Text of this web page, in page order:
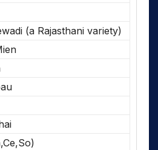
(a Rajasthani variety)